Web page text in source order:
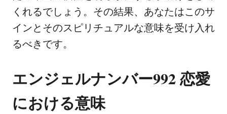
くれるでしょう。その結果、あなたはこのサ
インとそのスピリチュアルな意味を受け入れ
るべきです。
エンジェルナンバー992 恋愛
における意味